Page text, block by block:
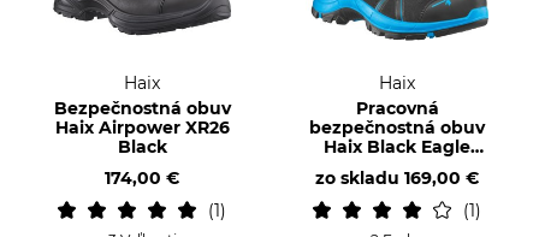
Haix
Bezpečnostná obuv
Haix Airpower XR26
Black
174,00 €
1
Haix
Pracovná
bezpečnostná obuv
Haix Black Eagle
Safety 40.1 mid
zo skladu 169,00 €
1